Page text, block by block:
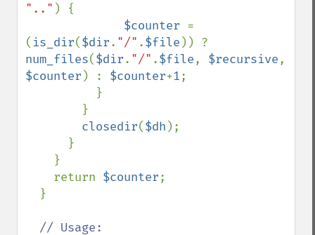
".." ) {
$counter =
( is_dir($dir. "/" .$file
num_files($dir. "/" .$file, $recursive
$counter ) : $counter+1;
closedir($dh );
    return
$counter;
// Usage: